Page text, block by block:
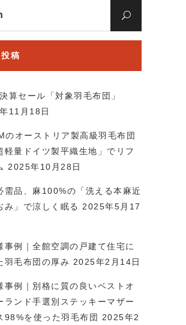
稿
算セール「対象羽毛布団」
11月18日
のオーストリア製高級羽毛布団
軽量ドイツ製平織生地」でリフ
2025年10月28日
需品、麻100%の「洗える本麻近
み」で涼しく眠る
2025年5月17
事例｜全館空調の戸建て住宅に
羽毛布団の厚み 2025年2月14日
事例｜別格に質の良いベストオ
ランド手選別ステッキーマザー
98%を使った羽毛布団
2025年2